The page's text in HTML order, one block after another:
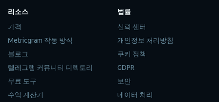
리소스
가격
Metricgram 작동 방식
블로그
텔레그램 커뮤니티 디렉토리
무료 도구
수익 계산기
법률
신뢰 센터
개인정보 처리방침
쿠키 정책
GDPR
보안
데이터 처리